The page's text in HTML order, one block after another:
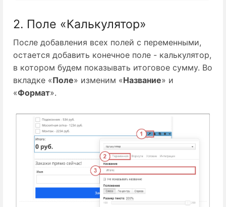
2. Поле «Калькулятор»
После добавления всех полей с переменными,
остается добавить конечное поле - калькулятор,
в котором будем показывать итоговое сумму. Во
вкладке «Поле» изменим «Название» и
«Формат».